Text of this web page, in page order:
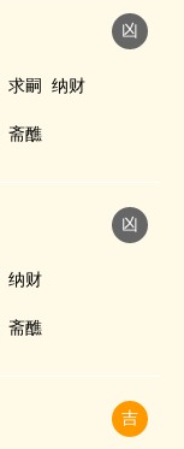
凶
求嗣 纳财
斋醮
凶
纳财
斋醮
吉